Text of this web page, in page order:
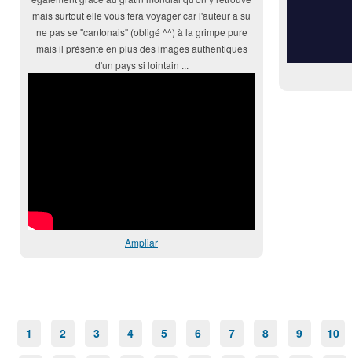
mais surtout elle vous fera voyager car l'auteur a su
ne pas se "cantonais" (obligé ^^) à la grimpe pure
mais il présente en plus des images authentiques
d'un pays si lointain ...
Ampliar
1 2 3 4 5 6 7 8 9 10